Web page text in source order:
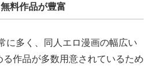
料作品が豊富
に多く、同人エロ漫画の幅広い
作品が多数用意されているため